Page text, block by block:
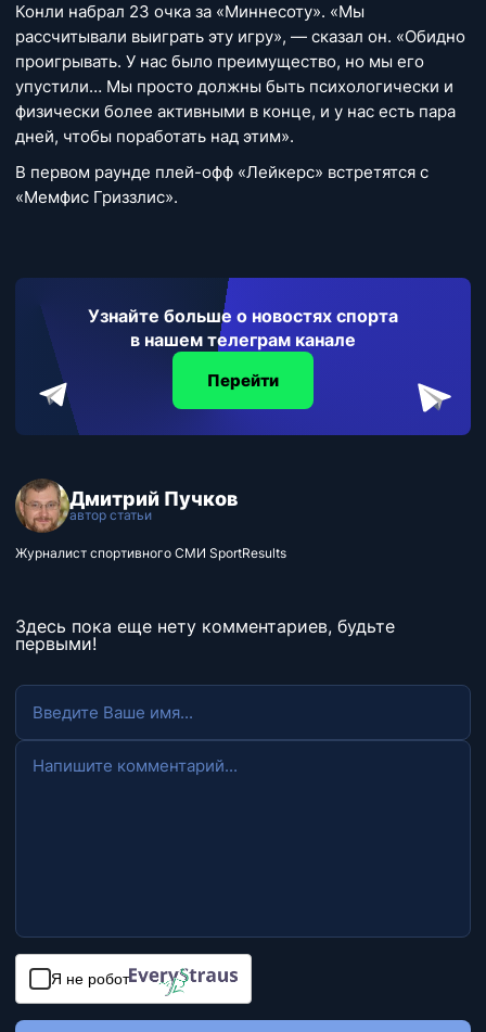
Конли набрал 23 очка за «Миннесоту». «Мы
рассчитывали выиграть эту игру», — сказал он. «Обидно
проигрывать. У нас было преимущество, но мы его
упустили… Мы просто должны быть психологически и
физически более активными в конце, и у нас есть пара
дней, чтобы поработать над этим».
В первом раунде плей-офф «Лейкерс» встретятся с
«Мемфис Гриззлис».
Узнайте больше о новостях спорта
в нашем телеграм канале
Перейти
Дмитрий Пучков
автор статьи
Журналист спортивного СМИ SportResults
Здесь пока еще нету комментариев, будьте
первыми!
Я не робот